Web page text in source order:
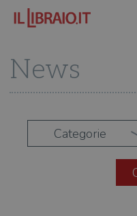
News
Categorie